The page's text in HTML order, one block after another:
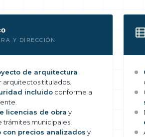
Y DIRECCIÓN
de arquitectura
titulados.
incluido conforme a
licencias de obra y
trámites municipales.
con precios analizados y